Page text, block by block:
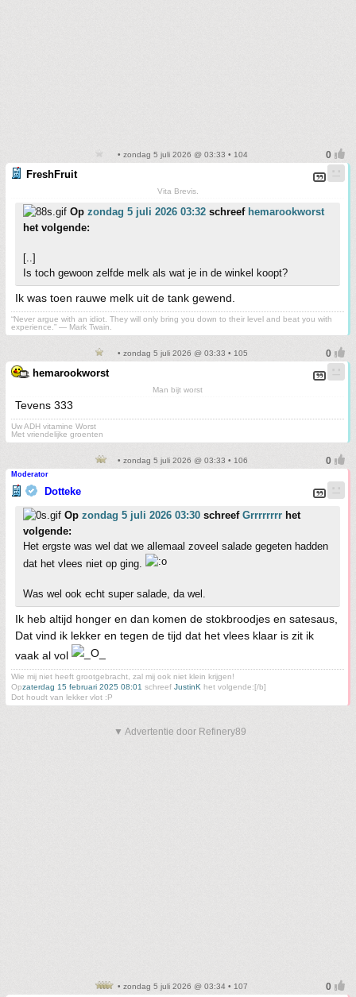
• zondag 5 juli 2026 @ 03:33 • 104
FreshFruit
Vita Brevis.
Op zondag 5 juli 2026 03:32 schreef hemarookworst
het volgende:
[..]
Is toch gewoon zelfde melk als wat je in de winkel koopt?
Ik was toen rauwe melk uit de tank gewend.
“Never argue with an idiot. They will only bring you down to their level and beat you with
experience.” ― Mark Twain.
• zondag 5 juli 2026 @ 03:33 • 105
hemarookworst
Man bijt worst
Tevens 333
Uw ADH vitamine Worst
Met vriendelijke groenten
• zondag 5 juli 2026 @ 03:33 • 106
Moderator
Dotteke
Op zondag 5 juli 2026 03:30 schreef Grrrrrrrr het
volgende:
Het ergste was wel dat we allemaal zoveel salade gegeten hadden
dat het vlees niet op ging.
Was wel ook echt super salade, da wel.
Ik heb altijd honger en dan komen de stokbroodjes en satesaus,
Dat vind ik lekker en tegen de tijd dat het vlees klaar is zit ik
vaak al vol
Wie mij niet heeft grootgebracht, zal mij ook niet klein krijgen!
Opzaterdag 15 februari 2025 08:01 schreef JustinK het volgende:[/b]
Dot houdt van lekker vlot :P
▼ Advertentie door Refinery89
• zondag 5 juli 2026 @ 03:34 • 107